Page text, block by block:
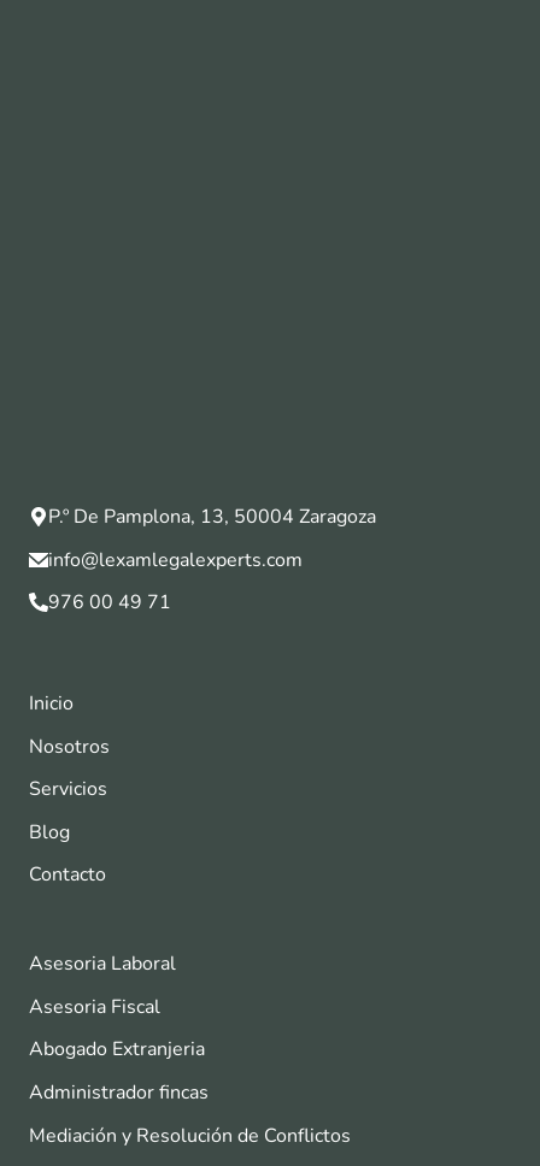
P.º De Pamplona, 13, 50004 Zaragoza
info@lexamlegalexperts.com
976 00 49 71
Inicio
Nosotros
Servicios
Blog
Contacto
Asesoria Laboral
Asesoria Fiscal
Abogado Extranjeria
Administrador fincas
Mediación y Resolución de Conflictos